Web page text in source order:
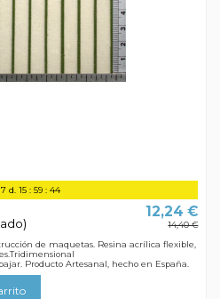
d. 15 :59 :44
12,24 €
14,40 €
de maquetas. Resina acrílica flexible,
Producto Artesanal, hecho en España.